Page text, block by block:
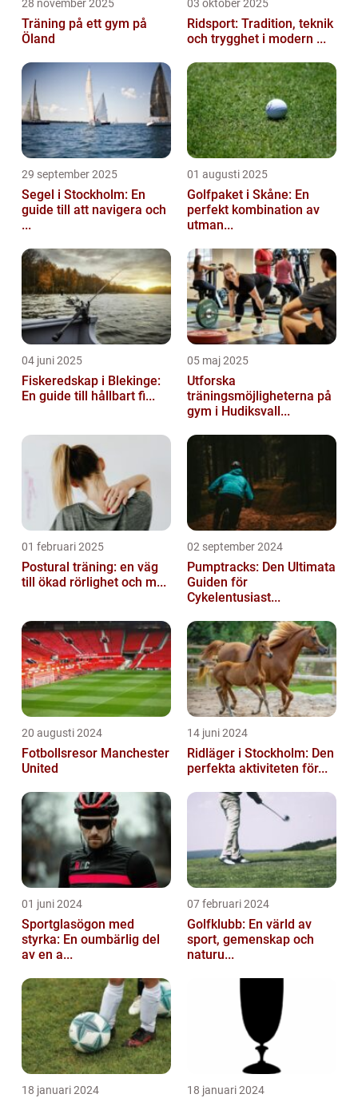
28 november 2025
Träning på ett gym på
Öland
03 oktober 2025
Ridsport: Tradition, teknik
och trygghet i modern ...
29 september 2025
Segel i Stockholm: En
guide till att navigera och
...
01 augusti 2025
Golfpaket i Skåne: En
perfekt kombination av
utman...
04 juni 2025
Fiskeredskap i Blekinge:
En guide till hållbart fi...
05 maj 2025
Utforska
träningsmöjligheterna på
gym i Hudiksvall...
01 februari 2025
Postural träning: en väg
till ökad rörlighet och m...
02 september 2024
Pumptracks: Den Ultimata
Guiden för
Cykelentusiast...
20 augusti 2024
Fotbollsresor Manchester
United
14 juni 2024
Ridläger i Stockholm: Den
perfekta aktiviteten för...
01 juni 2024
Sportglasögon med
styrka: En oumbärlig del
av en a...
07 februari 2024
Golfklubb: En värld av
sport, gemenskap och
naturu...
18 januari 2024 18 januari 2024